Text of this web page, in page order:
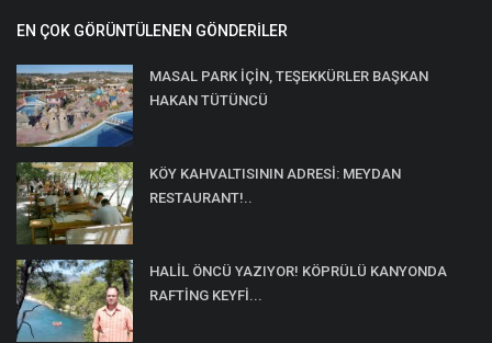
EN ÇOK GÖRÜNTÜLENEN GÖNDERILER
MASAL PARK İÇİN, TEŞEKKÜRLER BAŞKAN
HAKAN TÜTÜNCÜ
KÖY KAHVALTISININ ADRESİ: MEYDAN
RESTAURANT!..
HALİL ÖNCÜ YAZIYOR! KÖPRÜLÜ KANYONDA
RAFTİNG KEYFİ...